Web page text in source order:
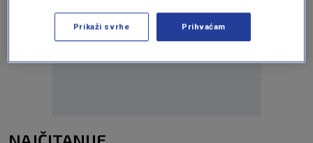
Prikaži svrhe Prihvaćam